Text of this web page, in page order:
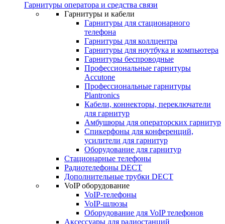
Гарнитуры оператора и средства связи
Гарнитуры и кабели
Гарнитуры для стационарного
телефона
Гарнитуры для коллцентра
Гарнитуры для ноутбука и компьютера
Гарнитуры беспроводные
Профессиональные гарнитуры
Accutone
Профессиональные гарнитуры
Plantronics
Кабели, коннекторы, переключатели
для гарнитур
Амбушюры для операторских гарнитур
Cпикерфоны для конференций,
усилители для гарнитур
Оборудование для гарнитур
Стационарные телефоны
Радиотелефоны DECT
Дополнительные трубки DECT
VoIP оборудование
VoIP-телефоны
VoIP-шлюзы
Оборудование для VoIP телефонов
Аксессуары для радиостанций